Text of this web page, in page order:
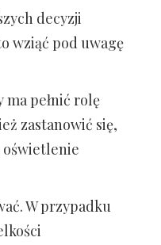
decyzji
wziąć pod uwagę
ma pełnić rolę
zastanowić się,
oświetlenie
W przypadku